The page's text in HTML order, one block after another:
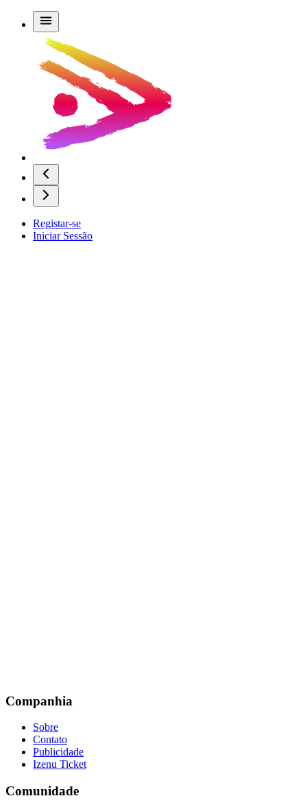
Registar-se
Iniciar Sessão
Companhia
Sobre
Contato
Publicidade
Izenu Ticket
Comunidade